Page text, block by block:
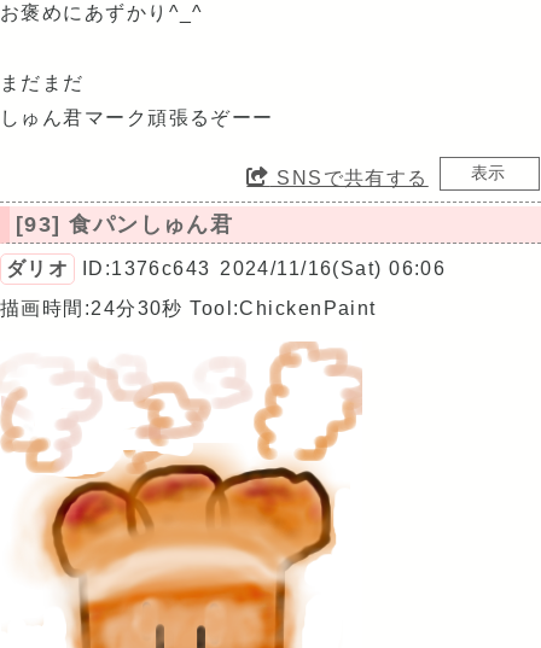
お褒めにあずかり^_^
まだまだ
しゅん君マーク頑張るぞーー
SNSで共有する
[93] 食パンしゅん君
ダリオ ID:1376c643 2024/11/16(Sat) 06:06
描画時間:24分30秒 Tool:ChickenPaint